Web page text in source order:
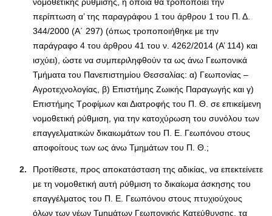
περίπτωση α’ της παραγράφου 1 του άρθρου 1 του Π. Δ.
344/2000 (Α΄ 297) (όπως τροποποιήθηκε με την
παράγραφο 4 του άρθρου 41 του ν. 4262/2014 (Α’ 114) και
ισχύει), ώστε να συμπεριληφθούν τα ως άνω Γεωπονικά
Τμήματα του Πανεπιστημίου Θεσσαλίας: α) Γεωπονίας –
Αγροτεχνολογίας, β) Επιστήμης Ζωικής Παραγωγής και γ)
Επιστήμης Τροφίμων και Διατροφής του Π. Θ. σε επικείμενη
νομοθετική ρύθμιση, για την κατοχύρωση του συνόλου των
επαγγελματικών δικαιωμάτων του Π. Ε. Γεωπόνου στους
αποφοίτους των ως άνω Τμημάτων του Π. Θ.;
Προτίθεστε, προς αποκατάσταση της αδικίας, να επεκτείνετε
με τη νομοθετική αυτή ρύθμιση το δικαίωμα άσκησης του
επαγγέλματος του Π. Ε. Γεωπόνου στους πτυχιούχους
όλων των νέων Τμημάτων Γεωπονικής Κατεύθυνσης, τα